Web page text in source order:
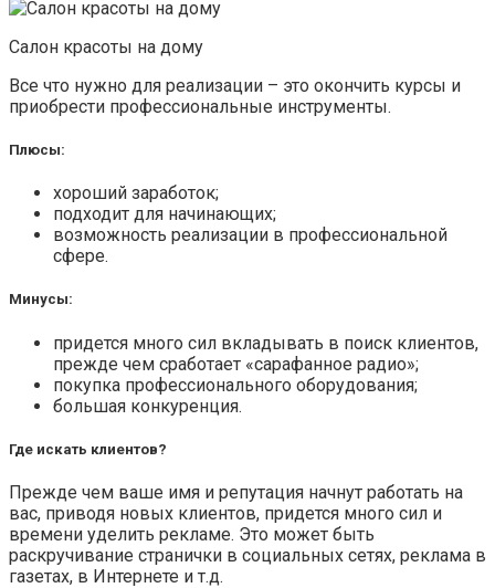
Салон красоты на дому
Все что нужно для реализации – это окончить курсы и
приобрести профессиональные инструменты.
Плюсы:
хороший заработок;
подходит для начинающих;
возможность реализации в профессиональной
сфере.
Минусы:
придется много сил вкладывать в поиск клиентов,
прежде чем сработает «сарафанное радио»;
покупка профессионального оборудования;
большая конкуренция.
Где искать клиентов?
Прежде чем ваше имя и репутация начнут работать на
вас, приводя новых клиентов, придется много сил и
времени уделить рекламе. Это может быть
раскручивание странички в социальных сетях, реклама в
газетах, в Интернете и т.д.